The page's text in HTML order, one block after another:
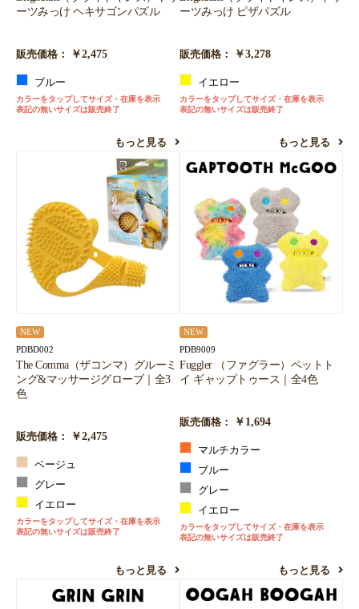
ーツみっけ ヘキサゴンパズル
販売価格： ￥2,475
ブルー
カラーをタップしてサイズ・在庫を表示
表記の無いサイズは販売終了
もっと見る
ーツみっけ ピザパズル
販売価格： ￥3,278
イエロー
カラーをタップしてサイズ・在庫を表示
表記の無いサイズは販売終了
もっと見る
NEW
PDBD002
The Comma（ザコンマ）グルーミ
ング&マッサージグローブ｜全3
色
販売価格： ￥2,475
ベージュ
グレー
イエロー
カラーをタップしてサイズ・在庫を表示
表記の無いサイズは販売終了
もっと見る
NEW
PDB9009
Fuggler （ファグラー）ペットト
イ ギャップトゥース｜全4色
販売価格： ￥1,694
マルチカラー
ブルー
グレー
イエロー
カラーをタップしてサイズ・在庫を表示
表記の無いサイズは販売終了
もっと見る